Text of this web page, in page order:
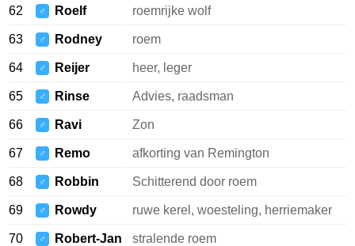
62 ♂ Roelf roemrijke wolf
63 ♂ Rodney roem
64 ♂ Reijer heer, leger
65 ♂ Rinse Advies, raadsman
66 ♂ Ravi Zon
67 ♂ Remo afkorting van Remington
68 ♂ Robbin Schitterend door roem
69 ♂ Rowdy ruwe kerel, woesteling, herriemaker
70 ♂ Robert-Jan stralende roem